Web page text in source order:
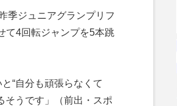
季ジュニアグランプリフ
て4回転ジャンプを5本跳
“自分も頑張らなくて
そうです」（前出・スポ